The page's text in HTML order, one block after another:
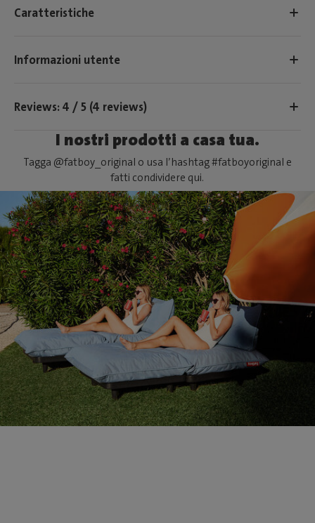
Caratteristiche
Informazioni utente
Reviews: 4 / 5 (4 reviews)
I nostri prodotti a casa tua.
Tagga @fatboy_original o usa l’hashtag #fatboyoriginal e
fatti condividere qui.